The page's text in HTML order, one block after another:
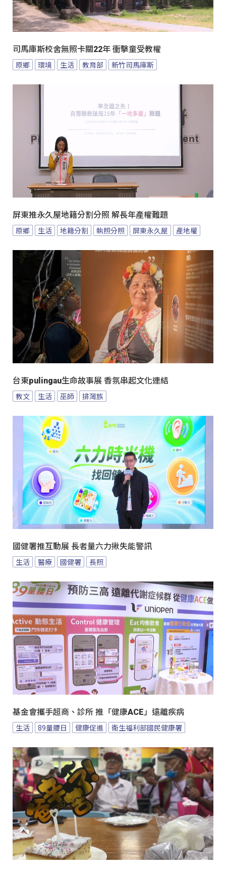
司馬庫斯校舍無照卡關22年 衝擊童受教權
原鄉 環境 生活 教育部 新竹司馬庫斯
屏東推永久屋地籍分割分照 解長年產權難題
原鄉 生活 地籍分割 執照分照 屏東永久屋 產地權
台東pulingau生命故事展 香氛串起文化連結
教文 生活 巫師 排灣族
國健署推互動展 長者量六力揪失能警訊
生活 醫療 國健署 長照
基金會攜手超商、診所 推「健康ACE」遠離疾病
生活 89量腰日 健康促進 衛生福利部國民健康署